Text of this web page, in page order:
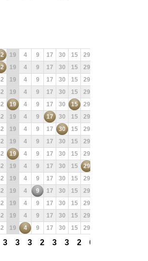
19 4 9 17 30 15 29
19 4 9 17 30 15 29
19 4 9 17 30 15 29
19 4 9 17 30 15 29
19 4 9 17 30 15 29
19 4 9 17 30 15 29
19 4 9 17 30 15 29
19 4 9 17 30 15 29
19 4 9 17 30 15 29
19 4 9 17 30 15 29
19 4 9 17 30 15 29
19 4 9 17 30 15 29
19 4 9 17 30 15 29
19 4 9 17 30 15 29
19 4 9 17 30 15 29
3 3 3 2 3 3 2 0